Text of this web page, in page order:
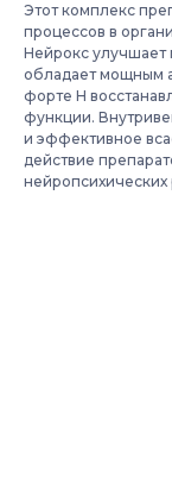
Этот комплекс
процессов в
Нейрокс улучшает
обладает мощным
форте Н
функции.
и эффективное
действие
нейропсихических